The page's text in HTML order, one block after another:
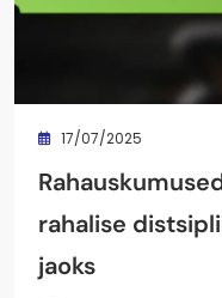
17/07/2025
rahalise
jaoks